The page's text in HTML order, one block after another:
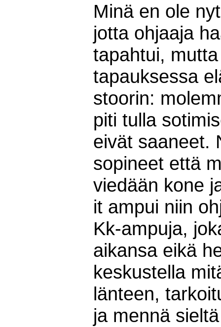
Minä en ole
jotta ohjaaja
tapahtui,
tapauksessa
stoorin:
piti tulla
eivät saaneet.
sopineet että
viedään kone
it ampui niin
Kk-ampuja,
aikansa eikä
keskustella
länteen,
ja mennä